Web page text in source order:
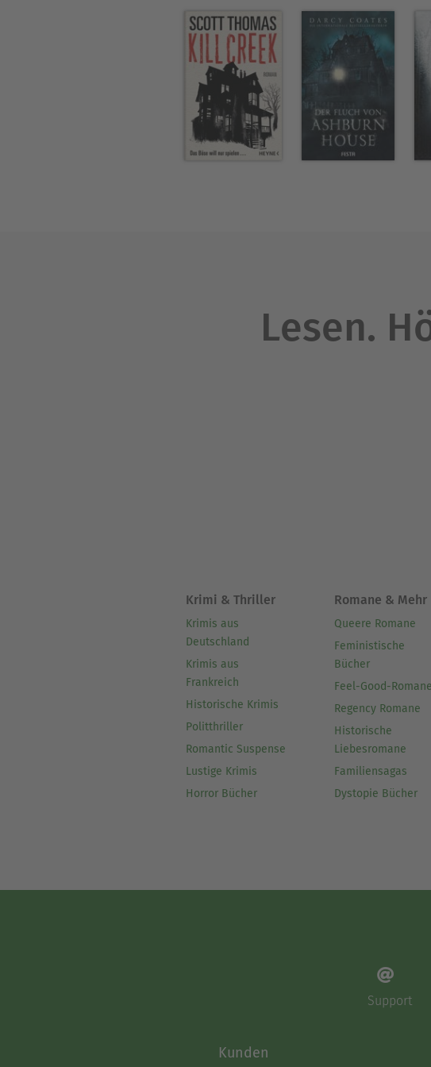
Lesen.
Krimi & Thriller
Krimis aus
Deutschland
Krimis aus
Frankreich
Historische Krimis
Politthriller
Romantic Suspense
Lustige Krimis
Horror Bücher
Romane & Mehr
Queere Romane
Feministische
Bücher
Feel-Good-Romane
Regency Romane
Historische
Liebesromane
Familiensagas
Dystopie Bücher
Support
Kunden